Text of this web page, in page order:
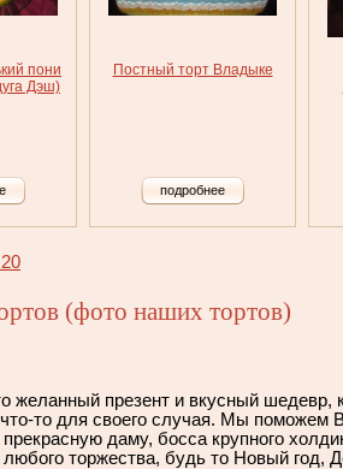
пони
Дэш)
Постный торт Владыке
подробнее
(фото наших тортов)
желанный презент и вкусный шедевр,
то для своего случая. Мы поможем
даму, босса крупного
торжества, будь то Новый год,